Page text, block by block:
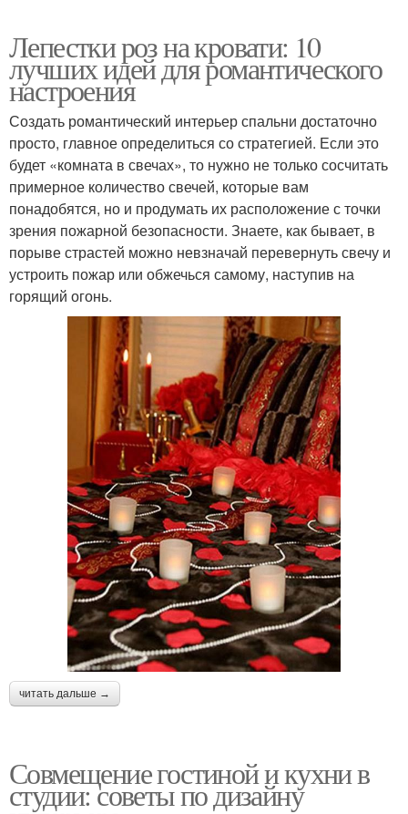
Лепестки роз на кровати: 10
лучших идей для романтического
настроения
Создать романтический интерьер спальни достаточно
просто, главное определиться со стратегией. Если это
будет «комната в свечах», то нужно не только сосчитать
примерное количество свечей, которые вам
понадобятся, но и продумать их расположение с точки
зрения пожарной безопасности. Знаете, как бывает, в
порыве страстей можно невзначай перевернуть свечу и
устроить пожар или обжечься самому, наступив на
горящий огонь.
читать дальше →
Совмещение гостиной и кухни в
студии: советы по дизайну